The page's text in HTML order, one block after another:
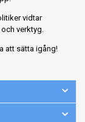
vidtar
verktyg.
att sätta igång!